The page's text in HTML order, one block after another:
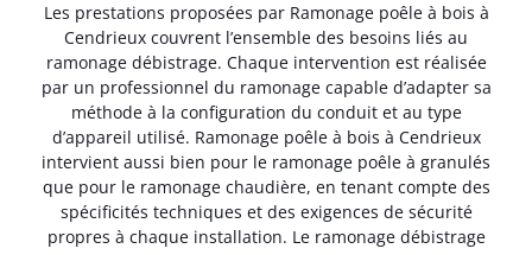
Les prestations proposées par Ramonage poêle à bois à
Cendrieux couvrent l’ensemble des besoins liés au
ramonage débistrage. Chaque intervention est réalisée
par un professionnel du ramonage capable d’adapter sa
méthode à la configuration du conduit et au type
d’appareil utilisé. Ramonage poêle à bois à Cendrieux
intervient aussi bien pour le ramonage poêle à granulés
que pour le ramonage chaudière, en tenant compte des
spécificités techniques et des exigences de sécurité
propres à chaque installation. Le ramonage débistrage